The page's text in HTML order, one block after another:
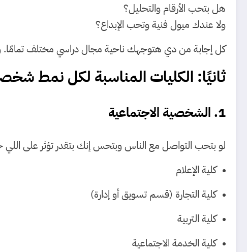
هل بتحب الأرقام والتحليل؟
ولا عندك ميول فنية وتحب الإبداع؟
كل إجابة من دي هتوجهك ناحية مجال دراسي مختلف تمامًا.
ثانيًا: الكليات المناسبة لكل نمط
1. الشخصية الاجتماعية
لو بتحب التواصل مع الناس وبتحس إنك بتقدر تؤثر على
كلية الإعلام
كلية التجارة (قسم تسويق أو إدارة)
كلية التربية
كلية الخدمة الاجتماعية